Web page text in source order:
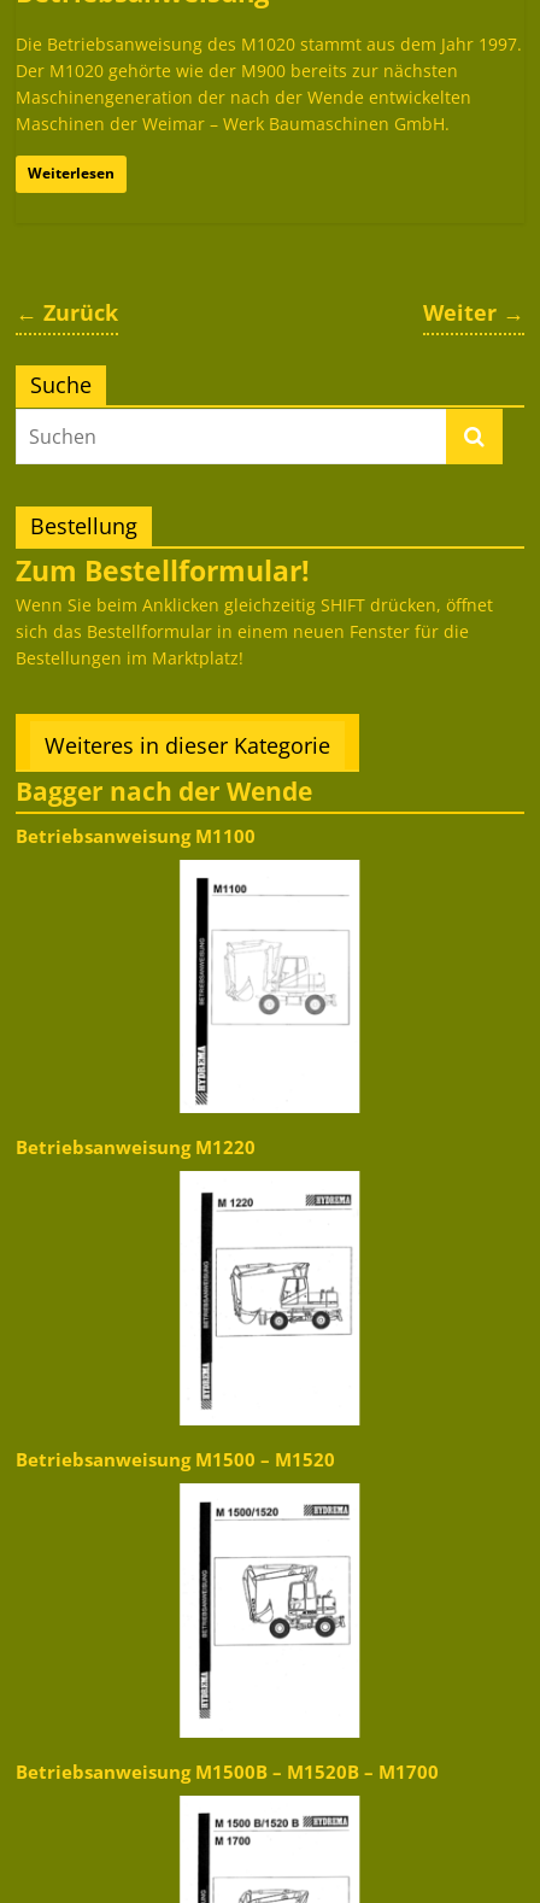
Die Betriebsanweisung des M1020 stammt aus dem Jahr 1997.
Der M1020 gehörte wie der M900 bereits zur nächsten
Maschinengeneration der nach der Wende entwickelten
Maschinen der Weimar – Werk Baumaschinen GmbH.
Weiterlesen
← Zurück Weiter →
Suche
Bestellung
Zum Bestellformular!
Wenn Sie beim Anklicken gleichzeitig SHIFT drücken, öffnet
sich das Bestellformular in einem neuen Fenster für die
Bestellungen im Marktplatz!
Weiteres in dieser Kategorie
Bagger nach der Wende
Betriebsanweisung M1100
Betriebsanweisung M1220
Betriebsanweisung M1500 – M1520
Betriebsanweisung M1500B – M1520B – M1700